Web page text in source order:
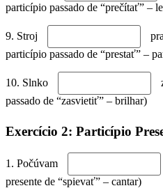
particípio passado de “prečítať” –
9. Stroj
particípio passado de “prestať” –
10. Slnko
passado de “zasvietiť” – brilhar)
Exercício 2: Particípio
1. Počúvam
presente de “spievať” – cantar)